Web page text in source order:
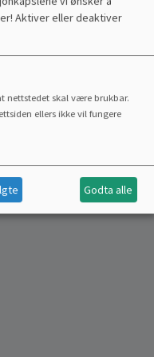
Aktiver eller deaktiver
nettstedet skal være brukbar.
ellers ikke vil fungere
Godta alle